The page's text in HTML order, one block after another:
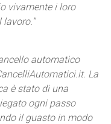
vivamente i loro
automatico
La
è stato di una
ogni passo
il guasto in modo